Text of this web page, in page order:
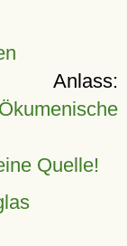
Anlass:
Quelle!